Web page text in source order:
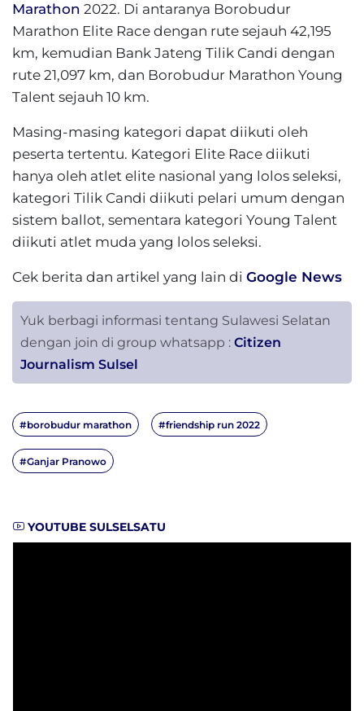
Marathon 2022. Di antaranya Borobudur
Marathon Elite Race dengan rute sejauh 42,195
km, kemudian Bank Jateng Tilik Candi dengan
rute 21,097 km, dan Borobudur Marathon Young
Talent sejauh 10 km.
Masing-masing kategori dapat diikuti oleh
peserta tertentu. Kategori Elite Race diikuti
hanya oleh atlet elite nasional yang lolos seleksi,
kategori Tilik Candi diikuti pelari umum dengan
sistem ballot, sementara kategori Young Talent
diikuti atlet muda yang lolos seleksi.
Cek berita dan artikel yang lain di Google News
Yuk berbagi informasi tentang Sulawesi Selatan
dengan join di group whatsapp : Citizen
Journalism Sulsel
#borobudur marathon #friendship run 2022
#Ganjar Pranowo
YOUTUBE SULSELSATU